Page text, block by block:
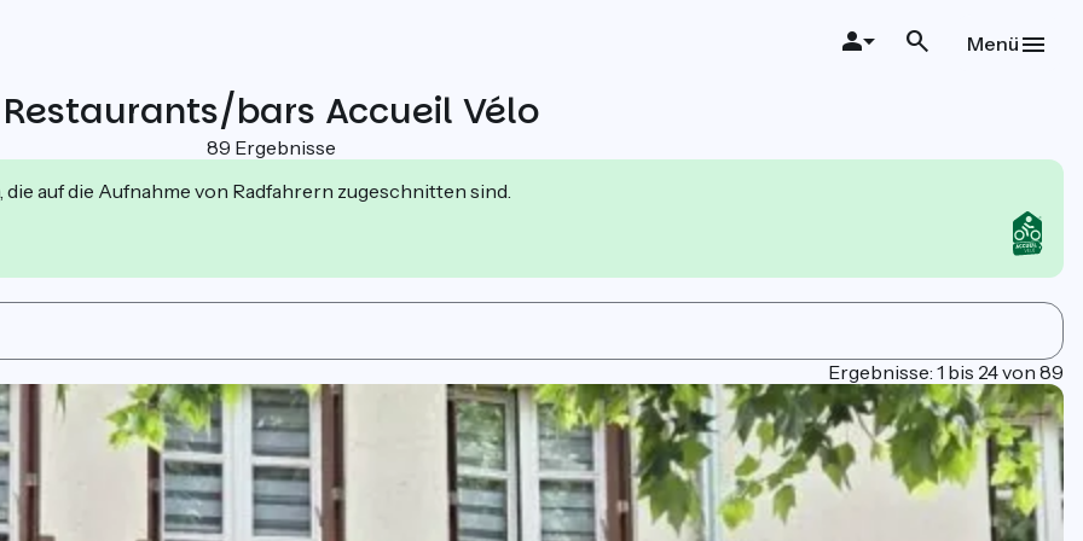
Menü
Restaurants/bars Accueil Vélo
89 Ergebnisse
auf die Aufnahme von Radfahrern zugeschnitten sind.
Ergebnisse: 1 bis 24 von 89